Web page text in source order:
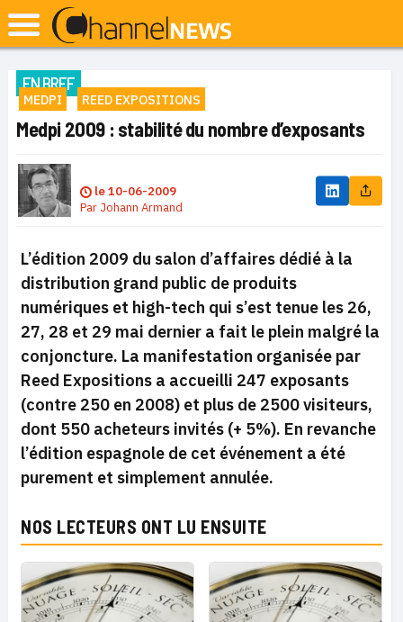
EN BREF
MEDPI REED EXPOSITIONS
Medpi 2009 : stabilité du nombre d’exposants
le10-06-2009
Par Johann Armand
L’édition 2009 du salon d’affaires dédié à la
distribution grand public de produits
numériques et high-tech qui s’est tenue les 26,
27, 28 et 29 mai dernier a fait le plein malgré la
conjoncture. La manifestation organisée par
Reed Expositions a accueilli 247 exposants
(contre 250 en 2008) et plus de 2500 visiteurs,
dont 550 acheteurs invités (+ 5%). En revanche
l’édition espagnole de cet événement a été
purement et simplement annulée.
NOS LECTEURS ONT LU ENSUITE